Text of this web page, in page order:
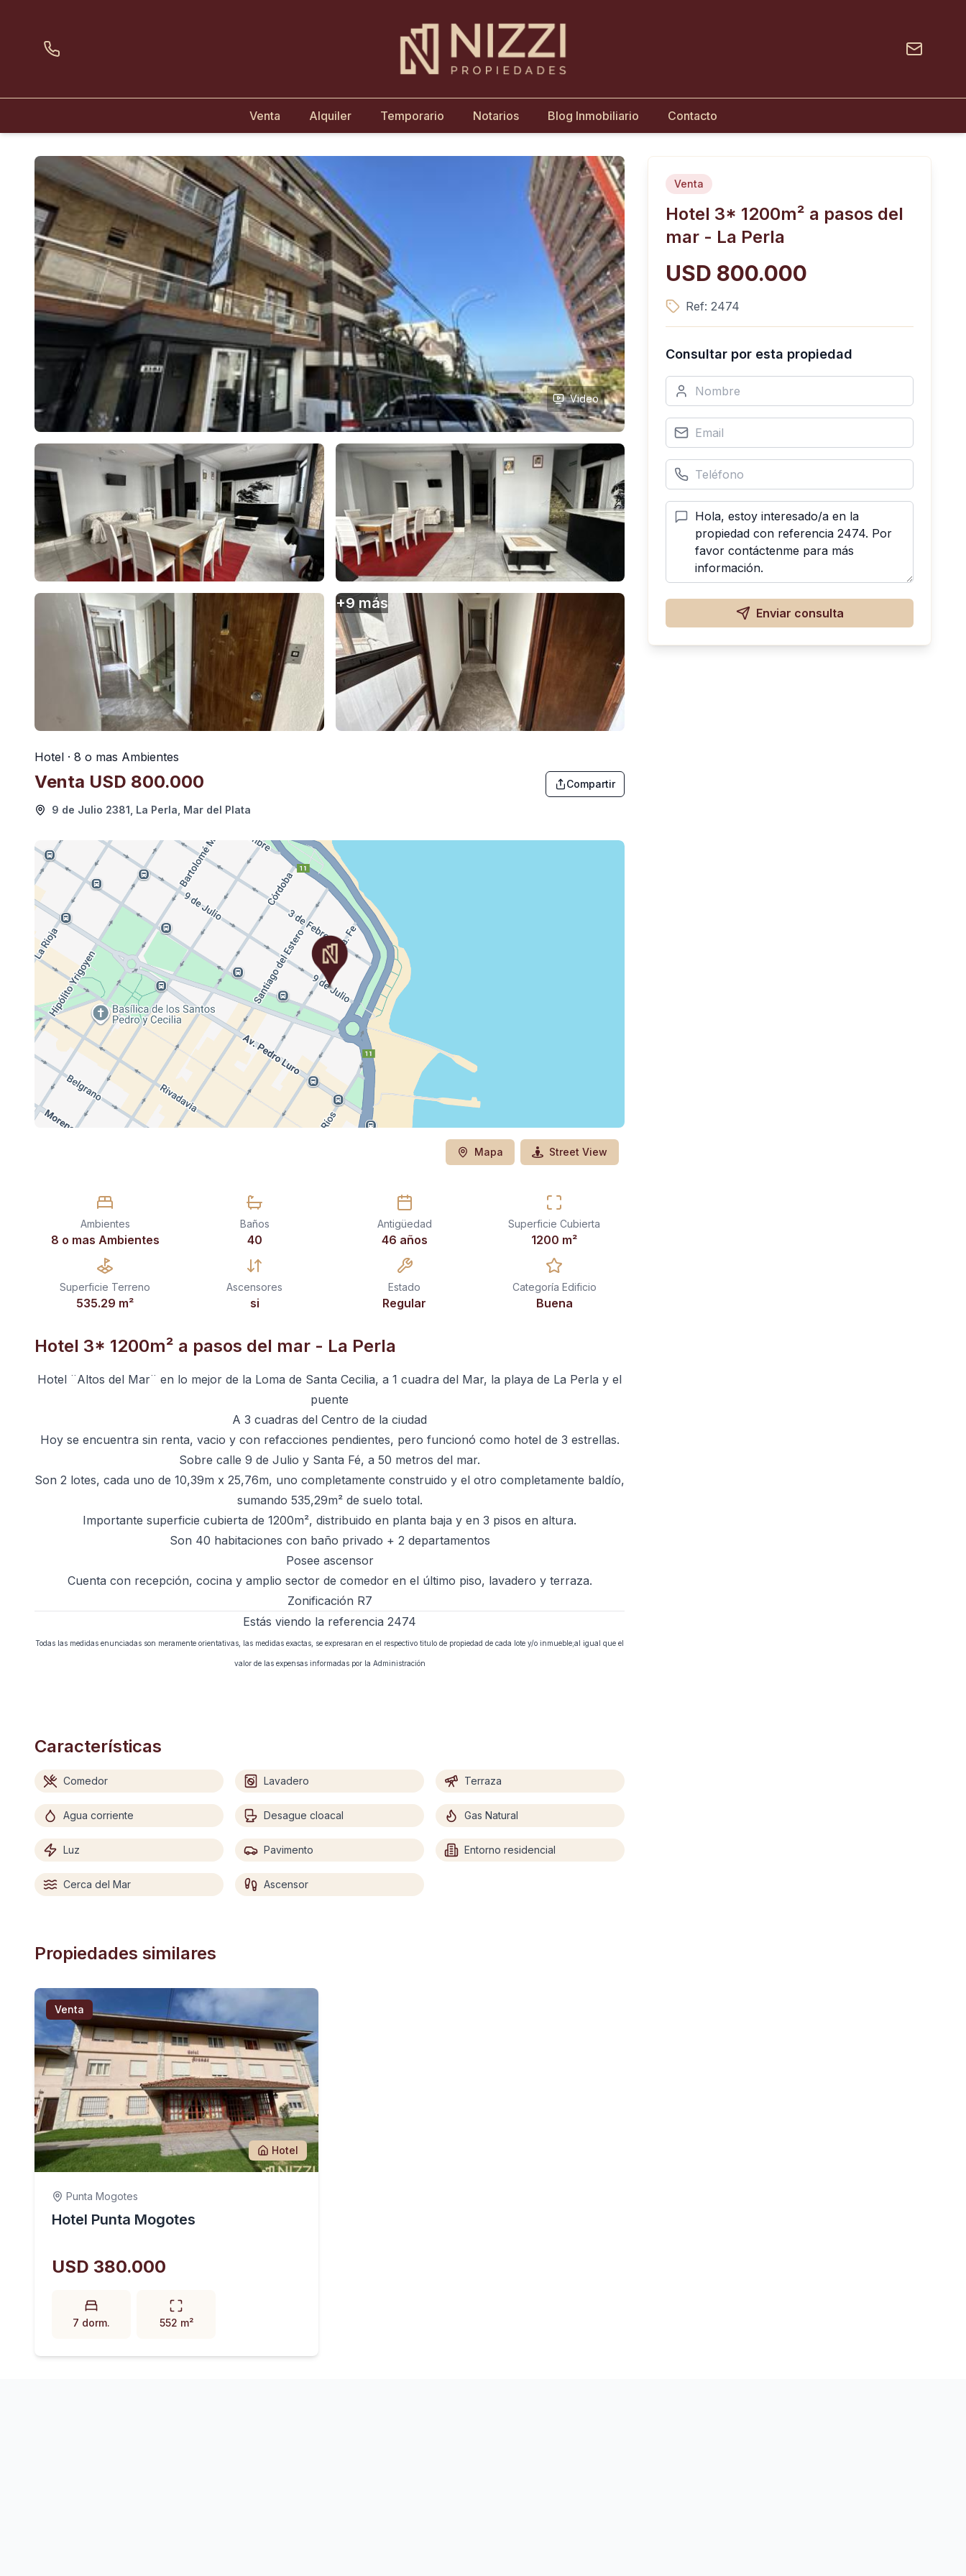
Venta Alquiler Temporario Notarios Blog Inmobiliario Contacto
Video
+9más
Hotel · 8 o mas Ambientes
Venta USD 800.000 Compartir
9 de Julio 2381, La Perla, Mar del Plata
Mapa Street View
Ambientes
8 o mas Ambientes
Baños
40
Antigüedad
46 años
Superficie Cubierta
1200 m²
Superficie Terreno
535.29 m²
Ascensores
si
Estado
Regular
Categoría Edificio
Buena
Hotel 3* 1200m² a pasos del mar - La Perla
Hotel ¨Altos del Mar¨ en lo mejor de la Loma de Santa Cecilia, a 1 cuadra del Mar, la playa de La Perla y el
puente
A 3 cuadras del Centro de la ciudad
Hoy se encuentra sin renta, vacio y con refacciones pendientes, pero funcionó como hotel de 3 estrellas.
Sobre calle 9 de Julio y Santa Fé, a 50 metros del mar.
Son 2 lotes, cada uno de 10,39m x 25,76m, uno completamente construido y el otro completamente baldío,
sumando 535,29m² de suelo total.
Importante superficie cubierta de 1200m², distribuido en planta baja y en 3 pisos en altura.
Son 40 habitaciones con baño privado + 2 departamentos
Posee ascensor
Cuenta con recepción, cocina y amplio sector de comedor en el último piso, lavadero y terraza.
Zonificación R7
Estás viendo la referencia 2474
Todas las medidas enunciadas son meramente orientativas, las medidas exactas, se expresaran en el respectivo titulo de propiedad de cada lote y/o inmueble;al igual que el
valor de las expensas informadas por la Administración
Características
Comedor Lavadero Terraza
Agua corriente Desague cloacal Gas Natural
Luz Pavimento Entorno residencial
Cerca del Mar Ascensor
Venta
Hotel 3* 1200m² a pasos del
mar - La Perla
USD 800.000
Ref:2474
Consultar por esta propiedad
Enviar consulta
Propiedades similares
Venta
Hotel
Punta Mogotes
Hotel Punta Mogotes
USD 380.000
7 dorm. 552 m²